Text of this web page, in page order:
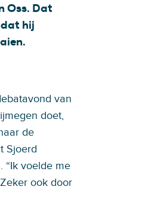
Oss. Dat
hij
van
doet,
de
Sjoerd
“Ik voelde me
ook door